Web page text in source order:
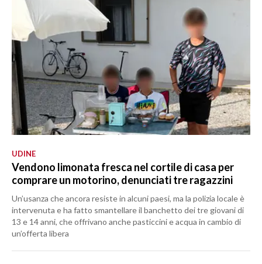
UDINE
Vendono limonata fresca nel cortile di casa per
comprare un motorino, denunciati tre ragazzini
Un’usanza che ancora resiste in alcuni paesi, ma la polizia locale è
intervenuta e ha fatto smantellare il banchetto dei tre giovani di
13 e 14 anni, che offrivano anche pasticcini e acqua in cambio di
un’offerta libera